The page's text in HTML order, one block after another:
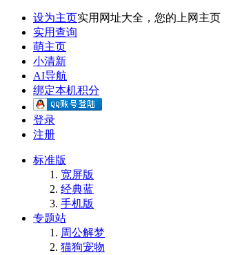
设为主页实用网址大全，您的上网主页
实用查询
萌主页
小清新
AI导航
绑定本机积分
登录
注册
标准版
宽屏版
经典蓝
手机版
专题站
周公解梦
猫狗宠物